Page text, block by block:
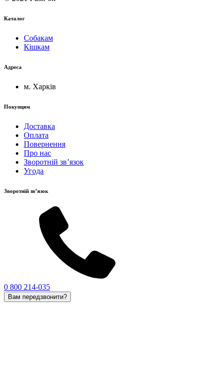
Каталог
Собакам
Кішкам
Адреса
м. Харків
Покупцям
Доставка
Оплата
Повернення
Про нас
Зворотній зв’язок
Угода
Зворотній зв’язок
0 800 214-035
Вам передзвонити?